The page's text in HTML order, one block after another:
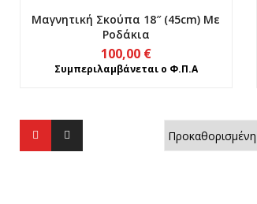
Μαγνητική Σκούπα 18″ (45cm) Με
Ροδάκια
100,00 €
Συμπεριλαμβάνεται ο Φ.Π.Α